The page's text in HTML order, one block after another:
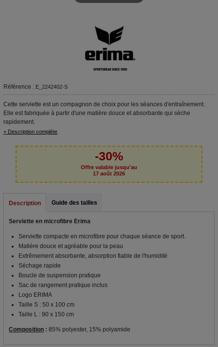
Référence : E_2242402-S
Cette serviette est un compagnon de choix pour les séances d'entraînement.
Elle est fabriquée à partir d'une matière douce et absorbante qui sèche
rapidement.
+ Description complète
-30%
Offre valable jusqu'au
17 août 2026
Description Guide des tailles
Serviette en microfibre Erima
Serviette compacte en microfibre pour chaque séance de sport.
Matière douce et agréable pour la peau
Extrêmement absorbante, absorption fiable de l'humidité
Séchage rapide
Boucle de suspension pratique
Sac de rangement pratique inclus
Logo ERIMA
Taille S : 50 x 100 cm
Taille L : 90 x 150 cm
Composition : 85% polyester, 15% polyamide